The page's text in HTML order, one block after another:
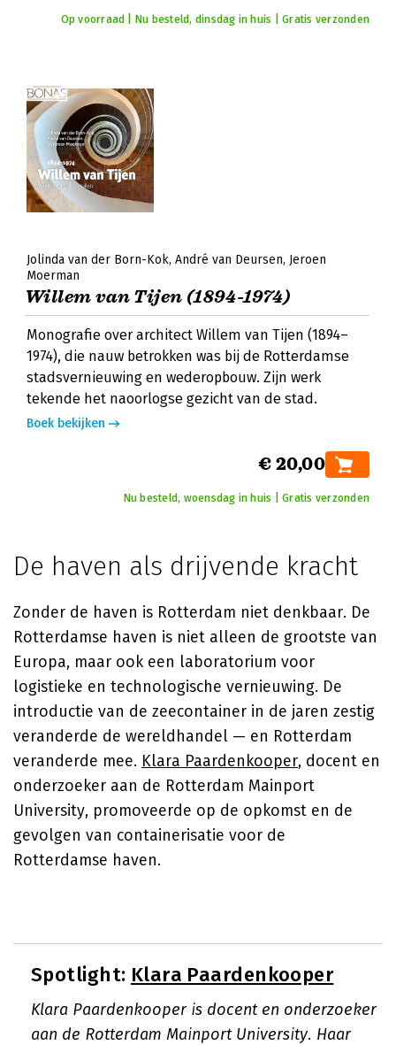
Op voorraad | Nu besteld, dinsdag in huis | Gratis verzonden
Jolinda van der Born-Kok André van Deursen Jeroen
Moerman
Willem van Tijen (1894-1974)
Monografie over architect Willem van Tijen (1894–
1974), die nauw betrokken was bij de Rotterdamse
stadsvernieuwing en wederopbouw. Zijn werk
tekende het naoorlogse gezicht van de stad.
Boek bekijken
€ 20,00
Nu besteld, woensdag in huis | Gratis verzonden
De haven als drijvende kracht
Zonder de haven is Rotterdam niet denkbaar. De
Rotterdamse haven is niet alleen de grootste van
Europa, maar ook een laboratorium voor
logistieke en technologische vernieuwing. De
introductie van de zeecontainer in de jaren zestig
veranderde de wereldhandel — en Rotterdam
veranderde mee. Klara Paardenkooper, docent en
onderzoeker aan de Rotterdam Mainport
University, promoveerde op de opkomst en de
gevolgen van containerisatie voor de
Rotterdamse haven.
Spotlight: Klara Paardenkooper
Klara Paardenkooper is docent en onderzoeker
aan de Rotterdam Mainport University. Haar